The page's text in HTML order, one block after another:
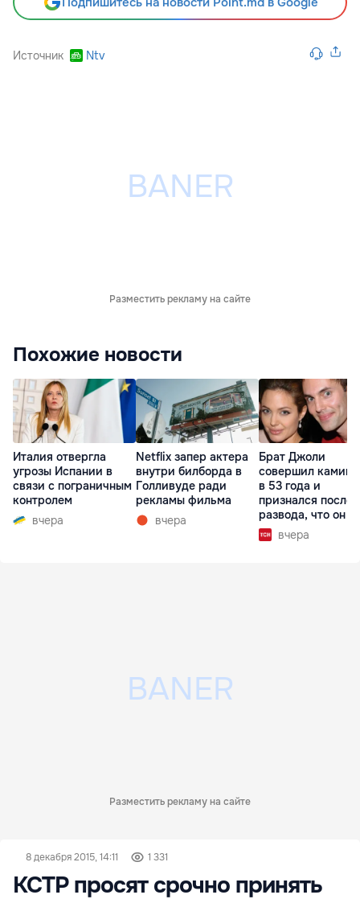
Источник Ntv
Разместить рекламу на сайте
Похожие новости
Италия отвергла
угрозы Испании в
связи с пограничным
контролем
вчера
Netflix запер актера
внутри билборда в
Голливуде ради
рекламы фильма
вчера
Брат Джоли
совершил
в 53 года и
признался после
развода, что он
вчера
Разместить рекламу на сайте
8 декабря 2015, 14:11 1 331
КСТР просят срочно принять